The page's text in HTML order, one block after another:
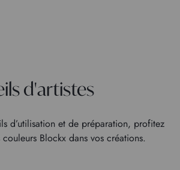
d'artistes
d’utilisation et de préparation, profitez
Blockx dans vos créations.